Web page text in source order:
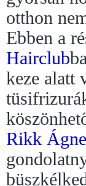
otthon
Ebben a
Hairclub
keze alatt
Rikk